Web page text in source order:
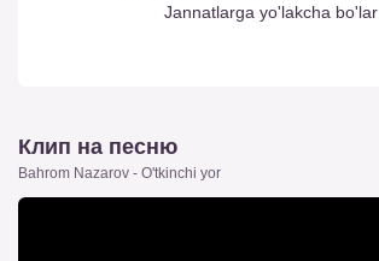
Jannatlarga yo'lakcha bo'lar
Клип на песню
Bahrom Nazarov - O'tkinchi yor